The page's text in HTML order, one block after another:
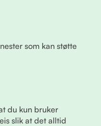
som kan støtte
du kun bruker
slik at det alltid